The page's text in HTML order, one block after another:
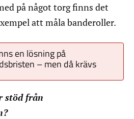
på något torg finns det
att måla banderoller.
en lösning på
– men då krävs
stöd från